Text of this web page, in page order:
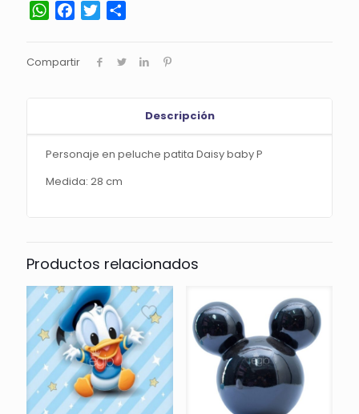
WhatsApp
Facebook
Twitter
Compartir
Descripción
Personaje en peluche patita Daisy baby P
Medida: 28 cm
Productos relacionados